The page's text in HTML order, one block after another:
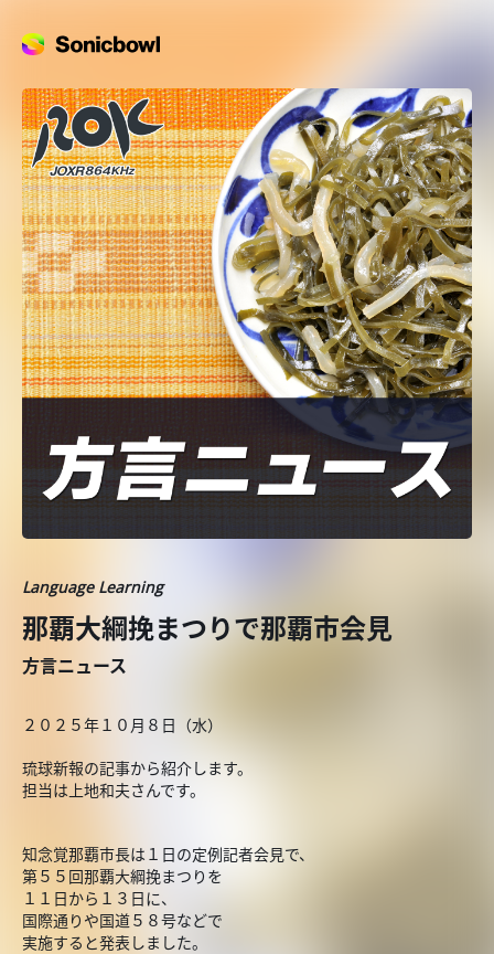
Language Learning
那覇大綱挽まつりで那覇市会見
方言ニュース
２０２５年１０月８日（水）
琉球新報の記事から紹介します。
担当は上地和夫さんです。
知念覚那覇市長は１日の定例記者会見で、
第５５回那覇大綱挽まつりを
１１日から１３日に、
国際通りや国道５８号などで
実施すると発表しました。